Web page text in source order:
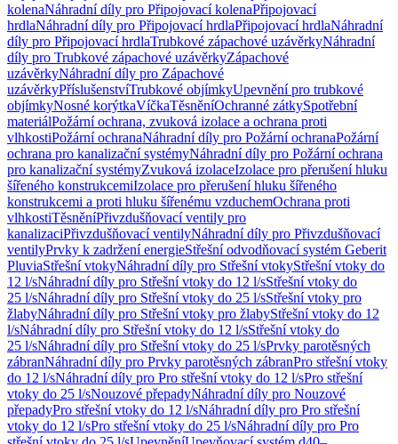
kolenaNáhradní díly pro Připojovací kolenaPřipojovací
hrdlaNáhradní díly pro Připojovací hrdlaPřipojovací hrdlaNáhradní
díly pro Připojovací hrdlaTrubkové zápachové uzávěrkyNáhradní
díly pro Trubkové zápachové uzávěrkyZápachové
uzávěrkyNáhradní díly pro Zápachové
uzávěrkyPříslušenstvíTrubkové objímkyUpevnění pro trubkové
objímkyNosné korýtkaVíčkaTěsněníOchranné zátkySpotřební
materiálPožární ochrana, zvuková izolace a ochrana proti
vlhkostiPožární ochranaNáhradní díly pro Požární ochranaPožární
ochrana pro kanalizační systémyNáhradní díly pro Požární ochrana
pro kanalizační systémyZvuková izolaceIzolace pro přerušení hluku
šířeného konstrukcemiIzolace pro přerušení hluku šířeného
konstrukcemi a proti hluku šířenému vzduchemOchrana proti
vlhkostiTěsněníPřivzdušňovací ventily pro
kanalizaciPřivzdušňovací ventilyNáhradní díly pro Přivzdušňovací
ventilyPrvky k zadržení energieStřešní odvodňovací systém Geberit
PluviaStřešní vtokyNáhradní díly pro Střešní vtokyStřešní vtoky do
12 l/sNáhradní díly pro Střešní vtoky do 12 l/sStřešní vtoky do
25 l/sNáhradní díly pro Střešní vtoky do 25 l/sStřešní vtoky pro
žlabyNáhradní díly pro Střešní vtoky pro žlabyStřešní vtoky do 12
l/sNáhradní díly pro Střešní vtoky do 12 l/sStřešní vtoky do
25 l/sNáhradní díly pro Střešní vtoky do 25 l/sPrvky parotěsných
zábranNáhradní díly pro Prvky parotěsných zábranPro střešní vtoky
do 12 l/sNáhradní díly pro Pro střešní vtoky do 12 l/sPro střešní
vtoky do 25 l/sNouzové přepadyNáhradní díly pro Nouzové
přepadyPro střešní vtoky do 12 l/sNáhradní díly pro Pro střešní
vtoky do 12 l/sPro střešní vtoky do 25 l/sNáhradní díly pro Pro